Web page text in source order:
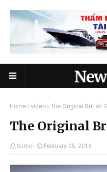
Home video The Original British
The Original
Sumo February 05, 2016